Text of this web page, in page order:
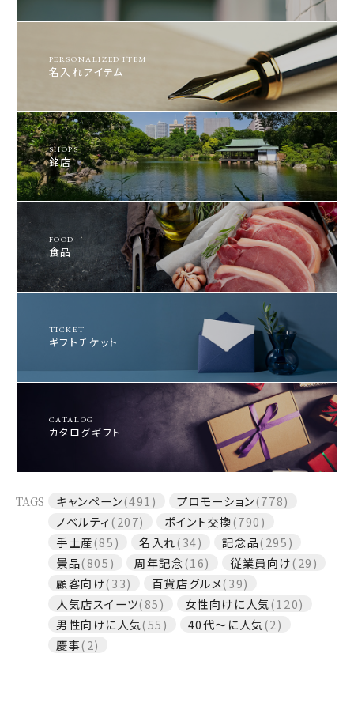
PERSONALIZED ITEM
名入れアイテム
SHOPS
銘店
FOOD
食品
TICKET
ギフトチケット
CATALOG
カタログギフト
TAGS キャンペーン(491) プロモーション(778)
ノベルティ(207) ポイント交換(790)
手土産(85) 名入れ(34) 記念品(295)
景品(805) 周年記念(16) 従業員向け(29)
顧客向け(33) 百貨店グルメ(39)
人気店スイーツ(85) 女性向けに人気(120)
男性向けに人気(55) 40代～に人気(2)
慶事(2)